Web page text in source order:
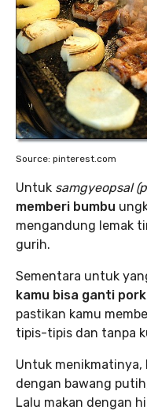
Source: pinterest.com
Untuk samgyeopsal
memberi bumbu
mengandung lemak
gurih.
Sementara untuk
kamu bisa ganti
pastikan kamu
tipis-tipis dan tanpa
Untuk menikmatinya,
dengan bawang
Lalu makan dengan